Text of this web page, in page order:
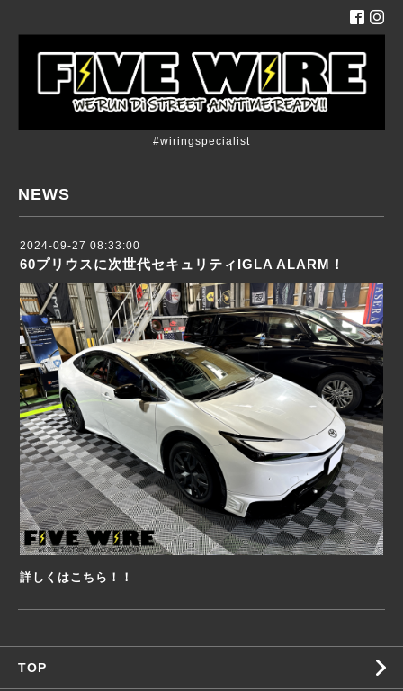
#wiringspecialist
NEWS
2024-09-27 08:33:00
60プリウスに次世代セキュリティIGLA ALARM！
詳しくはこちら！！
TOP